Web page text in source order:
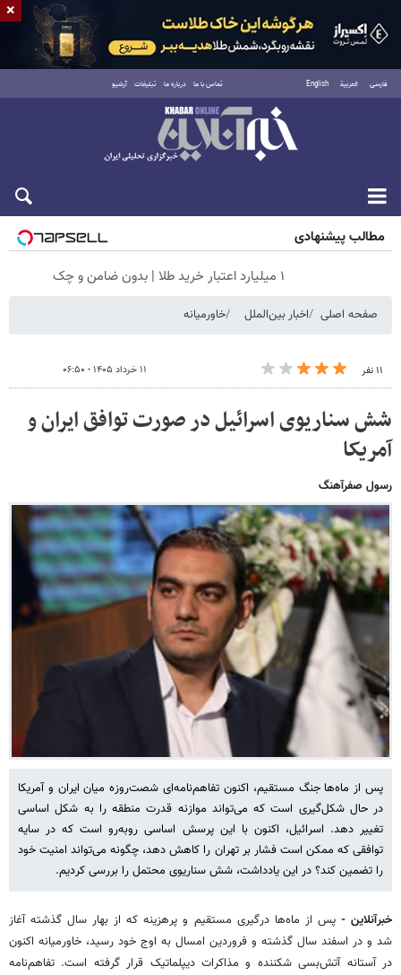
فارسی العربية English تماس با ما درباره ما تبلیغات آرشیو
جمعه ۱۶ مرداد ۱۴۰۵
مطالب پیشنهادی
۱ میلیارد اعتبار خرید طلا | بدون ضامن و چک
صفحه اصلی اخبار بین‌الملل خاورمیانه
۱۱ نفر ۱۱ خرداد ۱۴۰۵ - ۰۶:۵۰
شش سناریوی اسرائیل در صورت توافق ایران و
آمریکا
رسول صفرآهنگ
پس از ماه‌ها جنگ مستقیم، اکنون تفاهم‌نامه‌ای شصت‌روزه میان ایران و آمریکا
در حال شکل‌گیری است که می‌تواند موازنه قدرت منطقه را به شکل اساسی
تغییر دهد. اسرائیل، اکنون با این پرسش اساسی روبه‌رو است که در سایه
توافقی که ممکن است فشار بر تهران را کاهش دهد، چگونه می‌تواند امنیت خود
را تضمین کند؟ در این یادداشت، شش سناریوی محتمل را بررسی کردیم.
خبرآنلاین - پس از ماه‌ها درگیری مستقیم و پرهزینه که از بهار سال گذشته آغاز
شد و در اسفند سال گذشته و فروردین امسال به اوج خود رسید، خاورمیانه اکنون
در آستانه آتش‌بسی شکننده و مذاکرات دیپلماتیک قرار گرفته است. تفاهم‌نامه
×